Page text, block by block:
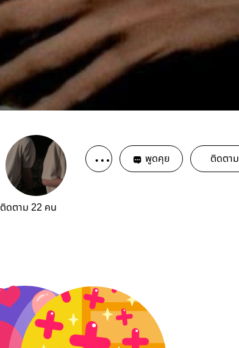
พูดคุย ติดตาม
ติดตาม 22 คน